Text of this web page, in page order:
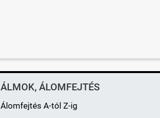
ÁLMOK, ÁLOMFEJTÉS
Álomfejtés A-tól Z-ig